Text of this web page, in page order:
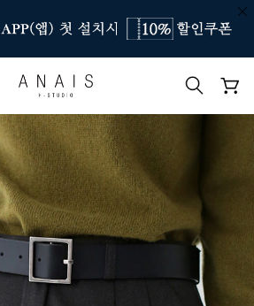
인기 검색어
할인 #아나이스 제작
#당일발송 #BEST OF BEST